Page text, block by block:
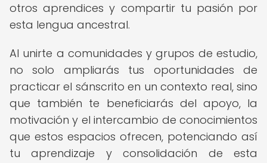
otros aprendices y compartir tu pasión por
esta lengua ancestral.
Al unirte a comunidades y grupos de estudio,
no solo ampliarás tus oportunidades de
practicar el sánscrito en un contexto real, sino
que también te beneficiarás del apoyo, la
motivación y el intercambio de conocimientos
que estos espacios ofrecen, potenciando así
tu aprendizaje y consolidación de esta